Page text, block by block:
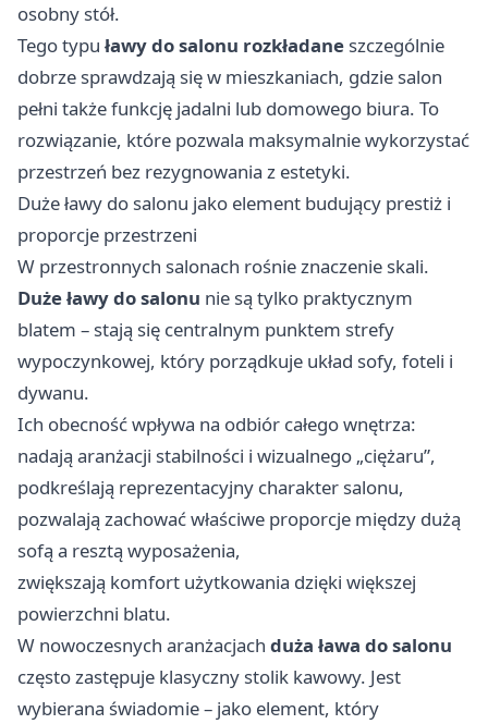
osobny stół.
Tego typu ławy do salonu rozkładane szczególnie
dobrze sprawdzają się w mieszkaniach, gdzie salon
pełni także funkcję jadalni lub domowego biura. To
rozwiązanie, które pozwala maksymalnie wykorzystać
przestrzeń bez rezygnowania z estetyki.
Duże ławy do salonu jako element budujący prestiż i
proporcje przestrzeni
W przestronnych salonach rośnie znaczenie skali.
Duże ławy do salonu nie są tylko praktycznym
blatem – stają się centralnym punktem strefy
wypoczynkowej, który porządkuje układ sofy, foteli i
dywanu.
Ich obecność wpływa na odbiór całego wnętrza:
nadają aranżacji stabilności i wizualnego „ciężaru”,
podkreślają reprezentacyjny charakter salonu,
pozwalają zachować właściwe proporcje między dużą
sofą a resztą wyposażenia,
zwiększają komfort użytkowania dzięki większej
powierzchni blatu.
W nowoczesnych aranżacjach duża ława do salonu
często zastępuje klasyczny stolik kawowy. Jest
wybierana świadomie – jako element, który